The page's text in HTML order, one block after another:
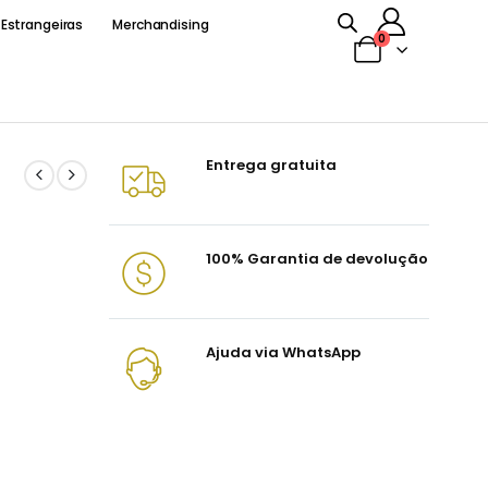
Merchandising
0
Entrega gratuita
100% Garantia de devolução
Ajuda via WhatsApp